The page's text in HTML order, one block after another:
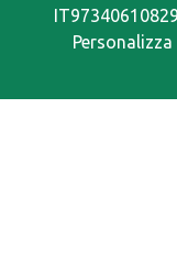
IT97340610829